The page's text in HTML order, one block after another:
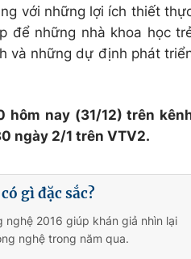
với những lợi ích thiết
để những nhà khoa học
và những dự định phát
hôm nay (31/12) trên
ngày 2/1 trên VTV2.
gì đặc sắc?
nghệ 2016 giúp khán giả nhìn lại
nghệ trong năm qua.